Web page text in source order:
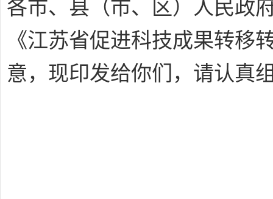
各市、县（市、区）人民政
《江苏省促进科技成果转移
意，现印发给你们，请认真